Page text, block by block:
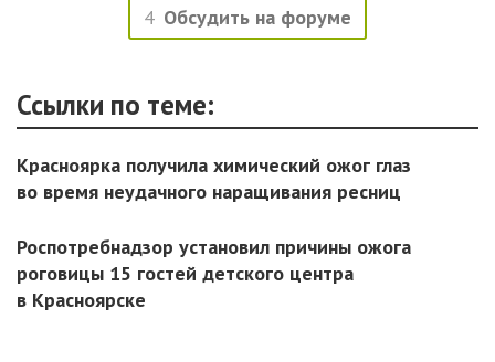
4 Обсудить на форуме
Ссылки по теме:
Красноярка получила химический ожог глаз
во время неудачного наращивания ресниц
Роспотребнадзор установил причины ожога
роговицы 15 гостей детского центра
в Красноярске